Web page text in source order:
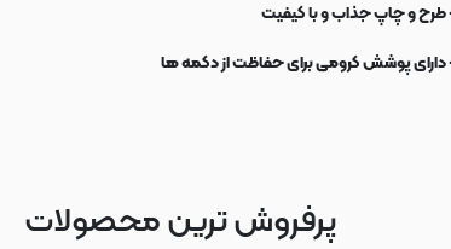
طرح و چاپ جذاب و با کیفیت
دارای پوشش کرومی برای حفاظت از دکمه ها
پرفروش ترین محصولات